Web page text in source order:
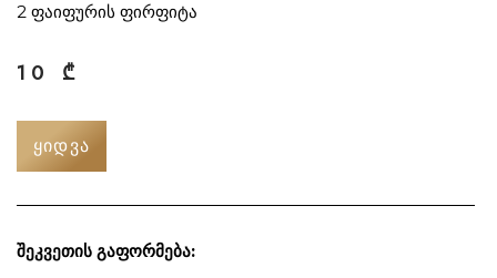
2 ფაიფურის ფირფიტა
10 ₾
ᲧᲘᲓᲕᲐ
შეკვეთის გაფორმება: